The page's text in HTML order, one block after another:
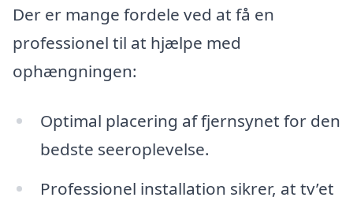
Der er mange fordele ved at få en
professionel til at hjælpe med
ophængningen:
Optimal placering af fjernsynet for den
bedste seeroplevelse.
Professionel installation sikrer, at tv’et